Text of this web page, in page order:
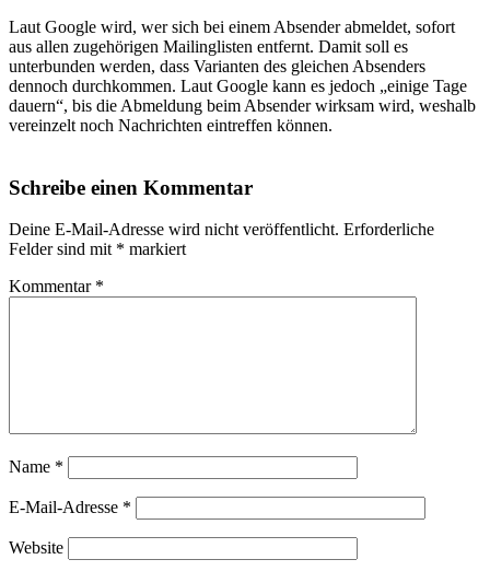
Laut Google wird, wer sich bei einem Absender abmeldet, sofort
aus allen zugehörigen Mailinglisten entfernt. Damit soll es
unterbunden werden, dass Varianten des gleichen Absenders
dennoch durchkommen. Laut Google kann es jedoch „einige Tage
dauern“, bis die Abmeldung beim Absender wirksam wird, weshalb
vereinzelt noch Nachrichten eintreffen können.
Schreibe einen Kommentar
Deine E-Mail-Adresse wird nicht veröffentlicht. Erforderliche
Felder sind mit * markiert
Kommentar *
Name *
E-Mail-Adresse *
Website